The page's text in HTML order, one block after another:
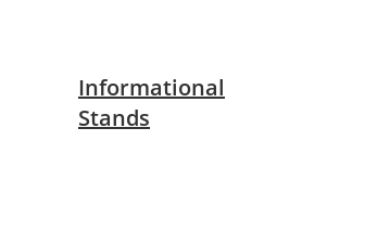
Informational
Stands